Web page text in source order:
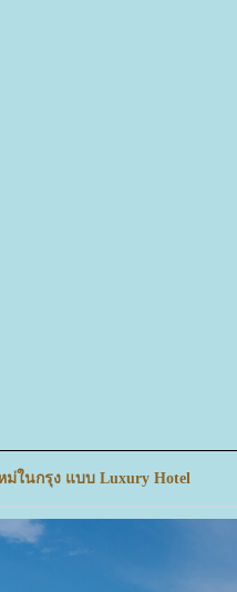
ม่ในกรุง แบบ Luxury Hotel